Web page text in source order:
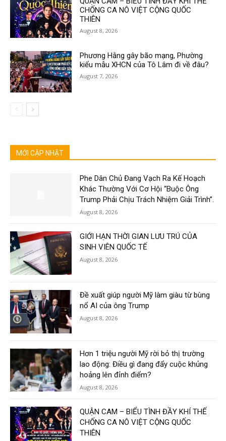
CHỐNG CA NÔ VIỆT CỘNG QUỐC
THIÊN
August 8, 2026
Phương Hằng gây bão mạng, Phường
kiểu mẫu XHCN của Tô Lâm đi về đâu?
August 7, 2026
MỚI CẬP NHẬT
Phe Dân Chủ Đang Vạch Ra Kế Hoạch
Khác Thường Với Cơ Hội “Buộc Ông
Trump Phải Chịu Trách Nhiệm Giải Trình”.
August 8, 2026
GIỚI HẠN THỜI GIAN LƯU TRÚ CỦA
SINH VIÊN QUỐC TẾ
August 8, 2026
Đề xuất giúp người Mỹ làm giàu từ bùng
nổ AI của ông Trump
August 8, 2026
Hơn 1 triệu người Mỹ rời bỏ thị trường
lao động: Điều gì đang đẩy cuộc khủng
hoảng lên đỉnh điểm?
August 8, 2026
QUẬN CAM – BIỂU TÌNH ĐẦY KHÍ THẾ
CHỐNG CA NÔ VIỆT CỘNG QUỐC
THIÊN